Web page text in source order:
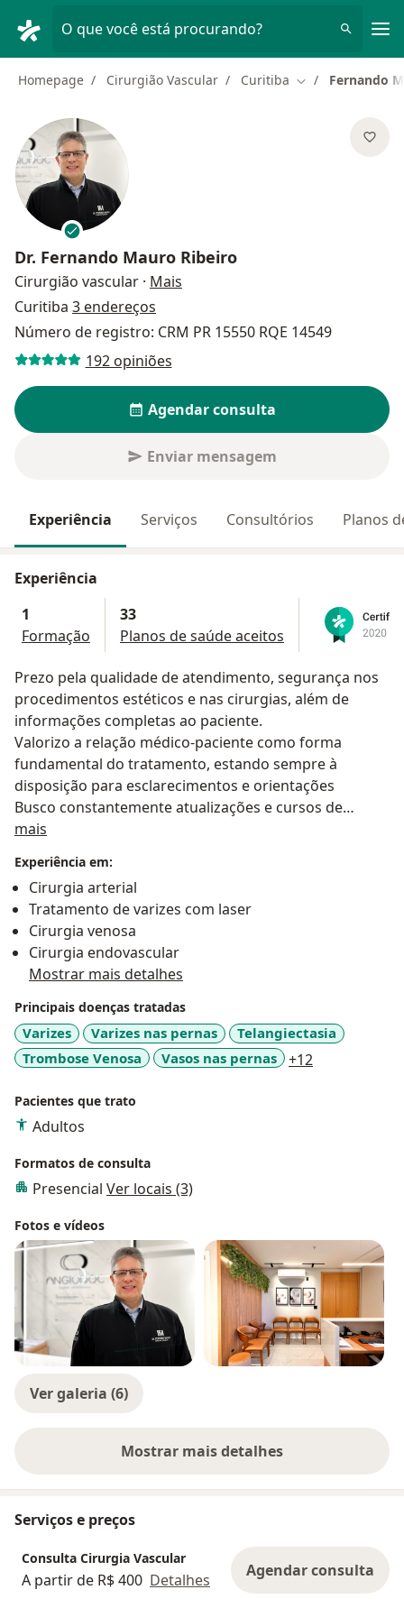
O que você está procurando?
Homepage Cirurgião Vascular Curitiba Mudar de cidade
Fernando
Dr. Fernando Mauro Ribeiro
Cirurgião vascular · Mais
Curitiba 3 endereços
Número de registro: CRM PR 15550 RQE 14549
192 opiniões
Agendar consulta
Enviar mensagem
Experiência Serviços Consultórios Planos
Experiência
1
Formação
33
Planos de saúde aceitos
Prezo pela qualidade de atendimento, segurança nos
procedimentos estéticos e nas cirurgias, além de
informações completas ao paciente.
Valorizo a relação médico-paciente como forma
fundamental do tratamento, estando sempre à
disposição para esclarecimentos e orientações
Busco constantemente atualizações e cursos de
aperfeiçoamentos para poder oferecer as técnicas
mais modernas e o que há de mais inovador no
tratamento das doenças vasculares aos meus
pacientes
mais
Experiência em:
Cirurgia arterial
Tratamento de varizes com laser
Cirurgia venosa
Cirurgia endovascular
Mostrar mais detalhes
Principais doenças tratadas
Varizes Varizes nas pernas
Telangiectasia
Trombose Venosa
Vasos nas pernas +12
Pacientes que trato
Adultos
Formatos de consulta
Presencial Ver locais (3)
Fotos e vídeos
Ver galeria (6)
Mostrar mais detalhes
sobre a experiência
Serviços e preços
Consulta Cirurgia Vascular
A partir de R$ 400 Detalhes Agendar consulta